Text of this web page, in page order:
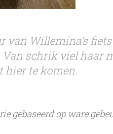
van Willemina’s
schrik viel haar
hier te komen.
gebaseerd op ware